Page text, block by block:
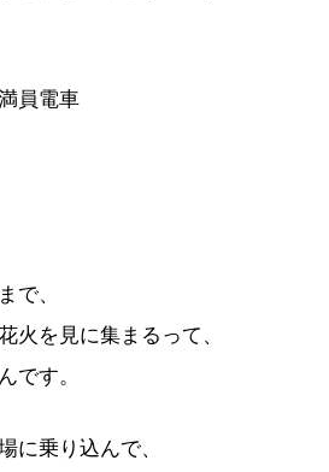
員電車
で、
火を見に集まるって、
です。
に乗り込んで、